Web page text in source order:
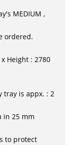
MEDIUM ,
ordered.
Height : 2780
tray is appx. : 2
in 25 mm
to protect